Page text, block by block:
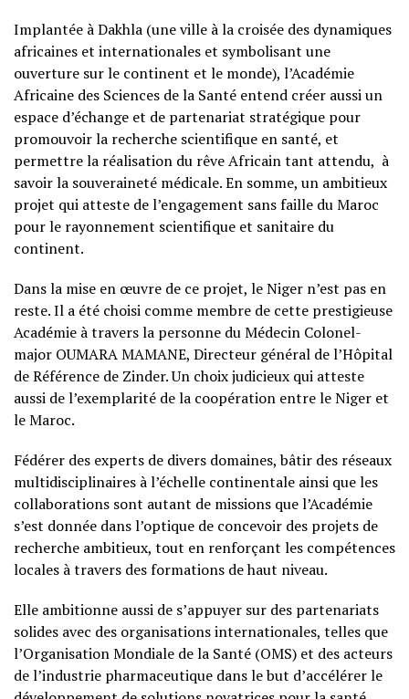
Implantée à Dakhla (une ville à la croisée des dynamiques
africaines et internationales et symbolisant une
ouverture sur le continent et le monde), l’Académie
Africaine des Sciences de la Santé entend créer aussi un
espace d’échange et de partenariat stratégique pour
promouvoir la recherche scientifique en santé, et
permettre la réalisation du rêve Africain tant attendu, à
savoir la souveraineté médicale. En somme, un ambitieux
projet qui atteste de l’engagement sans faille du Maroc
pour le rayonnement scientifique et sanitaire du
continent.
Dans la mise en œuvre de ce projet, le Niger n’est pas en
reste. Il a été choisi comme membre de cette prestigieuse
Académie à travers la personne du Médecin Colonel-
major OUMARA MAMANE, Directeur général de l’Hôpital
de Référence de Zinder. Un choix judicieux qui atteste
aussi de l’exemplarité de la coopération entre le Niger et
le Maroc.
Fédérer des experts de divers domaines, bâtir des réseaux
multidisciplinaires à l’échelle continentale ainsi que les
collaborations sont autant de missions que l’Académie
s’est donnée dans l’optique de concevoir des projets de
recherche ambitieux, tout en renforçant les compétences
locales à travers des formations de haut niveau.
Elle ambitionne aussi de s’appuyer sur des partenariats
solides avec des organisations internationales, telles que
l’Organisation Mondiale de la Santé (OMS) et des acteurs
de l’industrie pharmaceutique dans le but d’accélérer le